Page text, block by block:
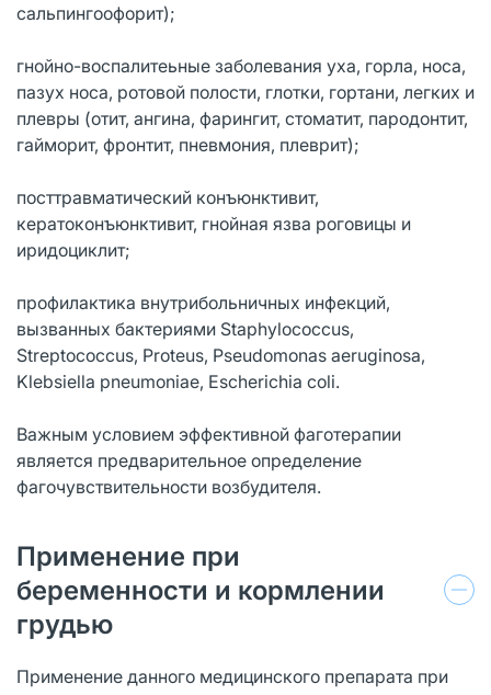
сальпингоофорит);
гнойно-воспалитеьные заболевания уха, горла, носа,
пазух носа, ротовой полости, глотки, гортани, легких и
плевры (отит, ангина, фарингит, стоматит, пародонтит,
гайморит, фронтит, пневмония, плеврит);
посттравматический конъюнктивит,
кератоконъюнктивит, гнойная язва роговицы и
иридоциклит;
профилактика внутрибольничных инфекций,
вызванных бактериями Staphylococcus,
Streptococcus, Proteus, Pseudomonas aeruginosa,
Klebsiella pneumoniae, Escherichia coli.
Важным условием эффективной фаготерапии
является предварительное определение
фагочувствительности возбудителя.
Применение при
беременности и кормлении
грудью
Применение данного медицинского препарата при